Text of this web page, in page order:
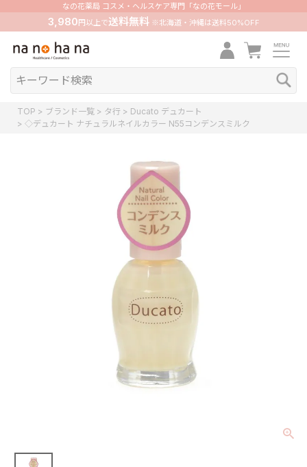
なの花薬局 コスメ・ヘルスケア専門「なの花モール」
3,980 円以上で送料無料※北海道・沖縄は送料50%OFF
TOP ブランド一覧 タ行
Ducato デュカート
◇デュカート ナチュラルネイルカラー N55コンデンスミルク